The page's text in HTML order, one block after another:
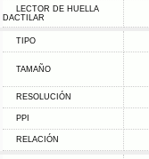
LECTOR DE HUELLA
DACTILAR
TIPO
TAMAÑO
RESOLUCIÓN
PPI
RELACIÓN